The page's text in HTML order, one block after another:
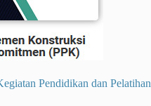
Pendidikan dan Pelatihan